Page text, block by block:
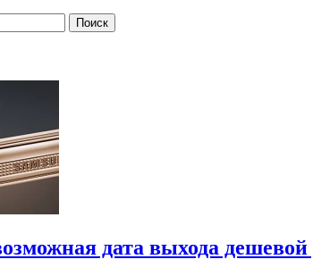
дата выхода